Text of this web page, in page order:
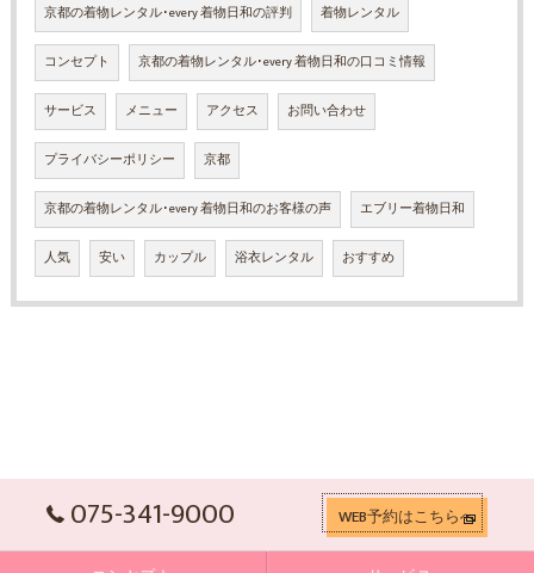
京都の着物レンタル･every 着物日和の評判 着物レンタル
コンセプト 京都の着物レンタル･every 着物日和の口コミ情報
サービス メニュー アクセス お問い合わせ
プライバシーポリシー 京都
京都の着物レンタル･every 着物日和のお客様の声 エブリー着物日和
人気 安い カップル 浴衣レンタル おすすめ
075-341-9000 WEB予約はこちらへ